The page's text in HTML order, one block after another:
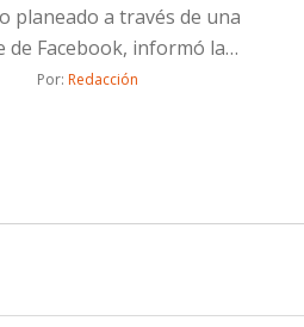
planeado a través de una
Facebook, informó la
(FGE).La Fiscalía
en el delito
el 21 de marzo de
a través de Facebook
Por: Redacción